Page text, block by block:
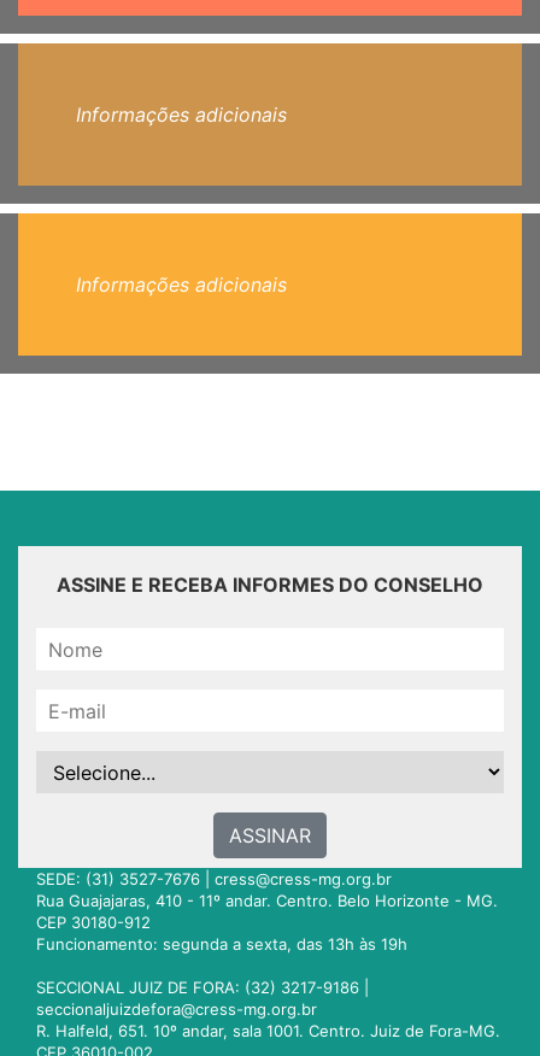
Informações adicionais
Informações adicionais
ASSINE E RECEBA INFORMES DO CONSELHO
ASSINAR
SEDE: (31) 3527-7676 | cress@cress-mg.org.br
Rua Guajajaras, 410 - 11º andar. Centro. Belo Horizonte - MG.
CEP 30180-912
Funcionamento: segunda a sexta, das 13h às 19h
SECCIONAL JUIZ DE FORA: (32) 3217-9186 |
seccionaljuizdefora@cress-mg.org.br
R. Halfeld, 651. 10º andar, sala 1001. Centro. Juiz de Fora-MG.